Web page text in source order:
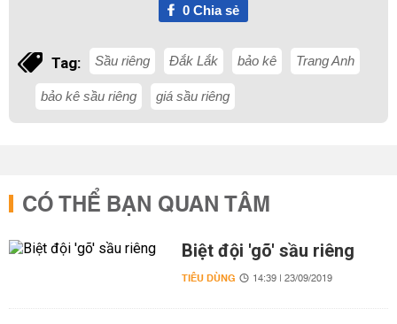
0Chia sẻ
Tag: Sầu riêng Đắk Lắk bảo kê Trang Anh
bảo kê sầu riêng giá sầu riêng
CÓ THỂ BẠN QUAN TÂM
Biệt đội 'gõ' sầu riêng
TIÊU DÙNG 14:39 | 23/09/2019